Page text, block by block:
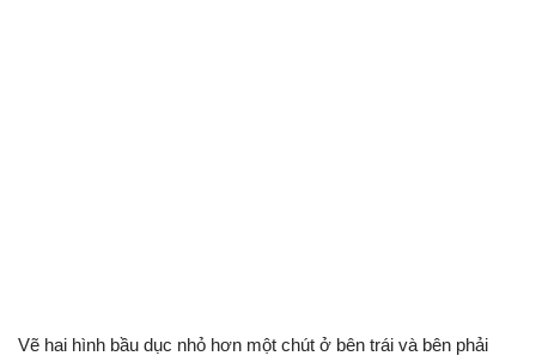
Vẽ hai hình bầu dục nhỏ hơn một chút ở bên trái và bên phải